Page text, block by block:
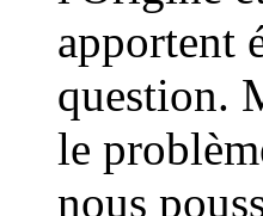
apportent
question.
le
nous